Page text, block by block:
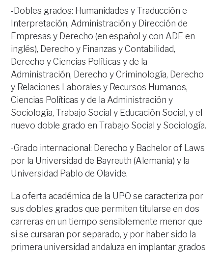
-Dobles grados: Humanidades y Traducción e
Interpretación, Administración y Dirección de
Empresas y Derecho (en español y con ADE en
inglés), Derecho y Finanzas y Contabilidad,
Derecho y Ciencias Políticas y de la
Administración, Derecho y Criminología, Derecho
y Relaciones Laborales y Recursos Humanos,
Ciencias Políticas y de la Administración y
Sociología, Trabajo Social y Educación Social, y el
nuevo doble grado en Trabajo Social y Sociología.
-Grado internacional: Derecho y Bachelor of Laws
por la Universidad de Bayreuth (Alemania) y la
Universidad Pablo de Olavide.
La oferta académica de la UPO se caracteriza por
sus dobles grados que permiten titularse en dos
carreras en un tiempo sensiblemente menor que
si se cursaran por separado, y por haber sido la
primera universidad andaluza en implantar grados